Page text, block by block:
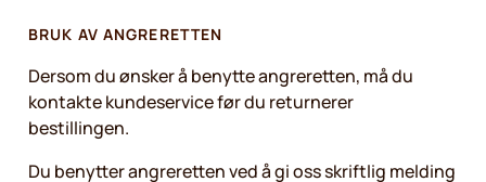
BRUK AV ANGRERETTEN
Dersom du ønsker å benytte angreretten, må du
kontakte kundeservice før du returnerer
bestillingen.
Du benytter angreretten ved å gi oss skriftlig melding